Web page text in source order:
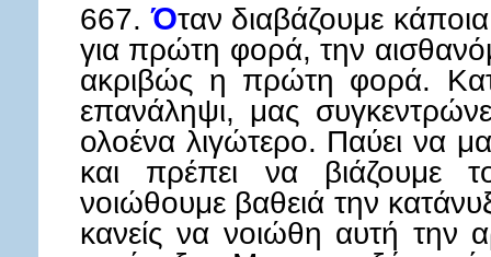
667.Όταν διαβάζουμε
για πρώτη φορά, την
ακριβώς η πρώτη φορά.
επανάληψι, μας
ολοένα λιγώτερο. Παύει να
και πρέπει να βιάζουμε
νοιώθουμε βαθειά την
κανείς να νοιώθη αυτή την